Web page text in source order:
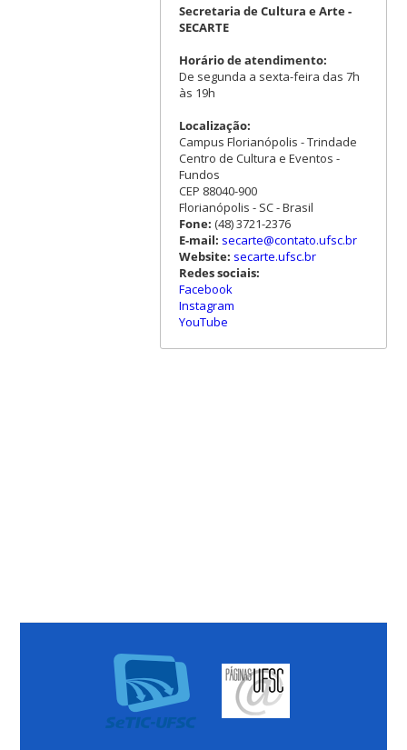
Secretaria de Cultura e Arte -
SECARTE
Horário de atendimento:
De segunda a sexta-feira das 7h
às 19h
Localização:
Campus Florianópolis - Trindade
Centro de Cultura e Eventos -
Fundos
CEP 88040-900
Florianópolis - SC - Brasil
Fone: (48) 3721-2376
E-mail: secarte@contato.ufsc.br
Website: secarte.ufsc.br
Redes sociais:
Facebook
Instagram
YouTube